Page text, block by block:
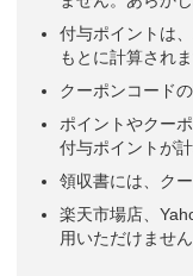
付与ポイントは
もとに計算されま
クーポンコード
ポイントやクー
付与ポイントが計
領収書には、ク
楽天市場店、
用いただけません